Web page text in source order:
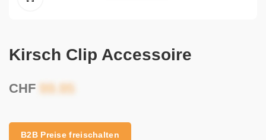
Kirsch Clip Accessoire
CHF
B2B Preise freischalten